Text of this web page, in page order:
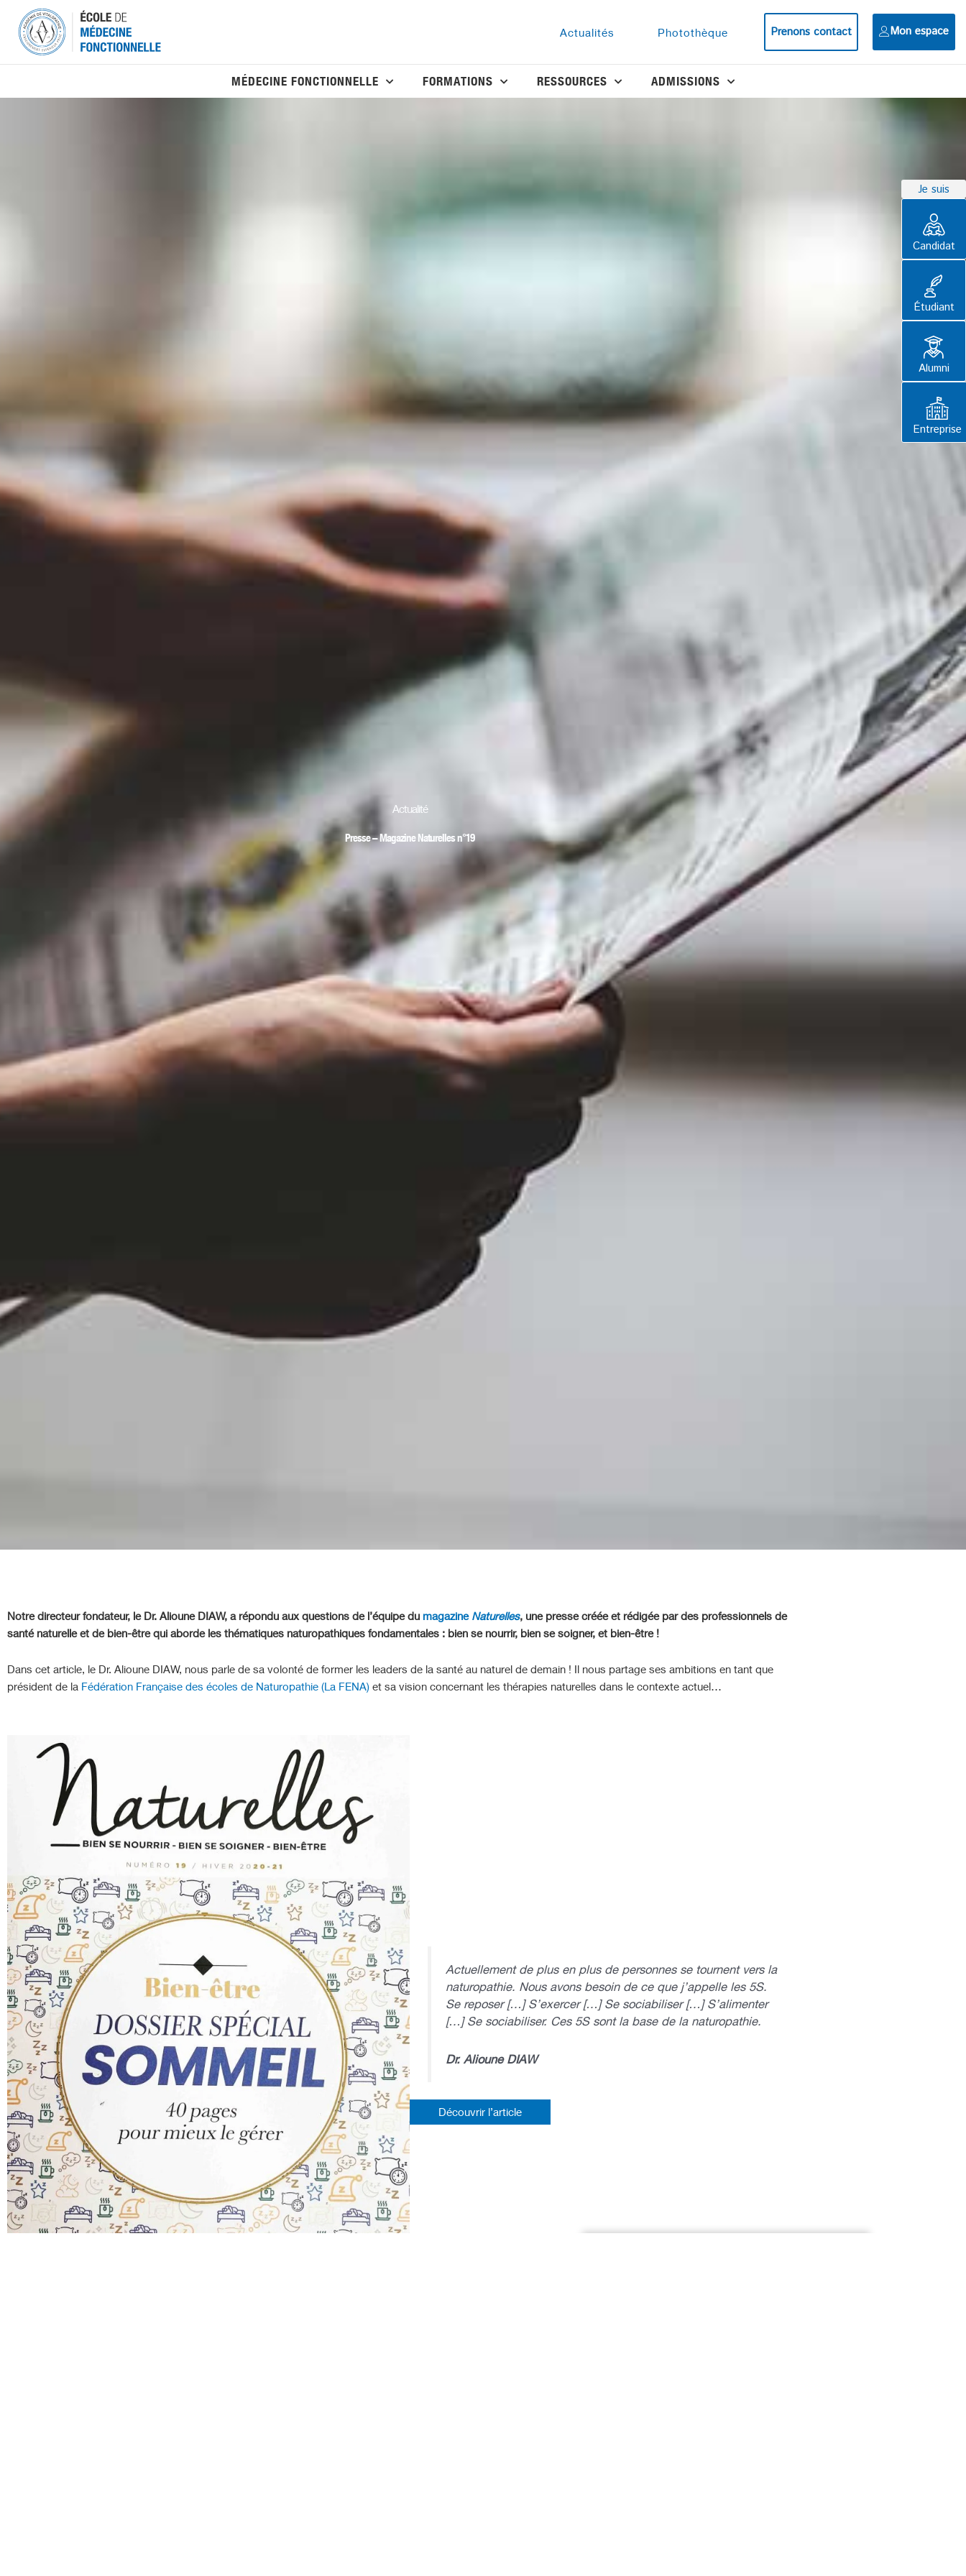
contenu
Actualités Photothèque Prenons contact Mon espace
MÉDECINE FONCTIONNELLE FORMATIONS RESSOURCES ADMISSIONS
Actualité
Presse – Magazine Naturelles n°19
Notre directeur fondateur, le Dr. Alioune DIAW, a répondu aux questions de l’équipe du magazine Naturelles, une presse créée et rédigée par des professionnels de
santé naturelle et de bien-être qui aborde les thématiques naturopathiques fondamentales : bien se nourrir, bien se soigner, et bien-être !
Dans cet article, le Dr. Alioune DIAW, nous parle de sa volonté de former les leaders de la santé au naturel de demain ! Il nous partage ses ambitions en tant que
président de la Fédération Française des écoles de Naturopathie (La FENA) et sa vision concernant les thérapies naturelles dans le contexte actuel…
Actuellement de plus en plus de personnes se tournent vers la
naturopathie. Nous avons besoin de ce que j’appelle les 5S.
Se reposer […] S’exercer […] Se sociabiliser […] S’alimenter
[…] Se sociabiliser. Ces 5S sont la base de la naturopathie.
Dr. Alioune DIAW
Découvrir l’article
Je suis
Candidat
Étudiant
Alumni
Entreprise